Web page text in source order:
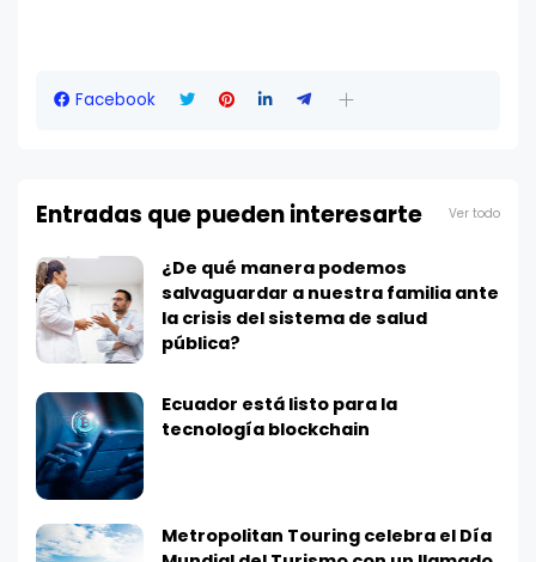
Facebook
Entradas que pueden interesarte Ver todo
¿De qué manera podemos
salvaguardar a nuestra familia ante
la crisis del sistema de salud
pública?
Ecuador está listo para la
tecnología blockchain
Metropolitan Touring celebra el Día